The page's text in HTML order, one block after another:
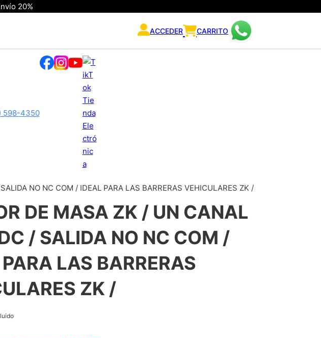
20%
ACCEDER CARRITO
598-4350
NO NC COM / IDEAL PARA LAS BARRERAS VEHICULARES ZK /
DE MASA ZK / UN CANAL
/ SALIDA NO NC COM /
LAS BARRERAS
ZK /